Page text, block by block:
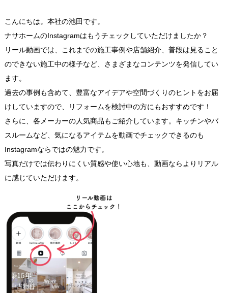
こんにちは。本社の池田です。
ナサホームのInstagramはもうチェックしていただけましたか？
リール動画では、これまでの施工事例や店舗紹介、普段は見ること
のできない施工中の様子など、さまざまなコンテンツを発信してい
ます。
過去の事例も含めて、豊富なアイデアや空間づくりのヒントをお届
けしていますので、リフォームを検討中の方にもおすすめです！
さらに、各メーカーの人気商品もご紹介しています。キッチンやバ
スルームなど、気になるアイテムを動画でチェックできるのも
Instagramならではの魅力です。
写真だけでは伝わりにくい質感や使い心地も、動画ならよりリアル
に感じていただけます。